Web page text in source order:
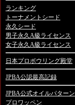
ランキング
トーナメントシード
永久シード
男子永久A級ライセンス
女子永久A級ライセンス
日本プロボウリング殿堂
JPBA公認最高記録
JPBA公式オイルパターン
プロワッペン